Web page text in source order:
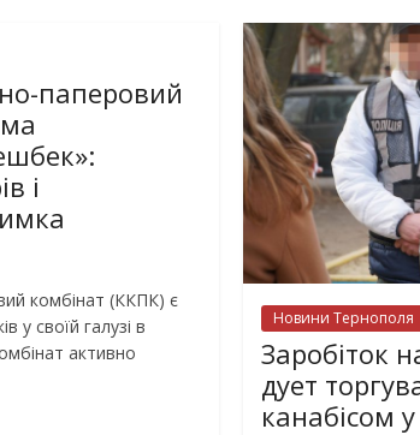
паперовий
і
комбінат (ККПК) є
у своїй галузі в
активно
Новини Тернополя
Заробіток
дует
канабісом